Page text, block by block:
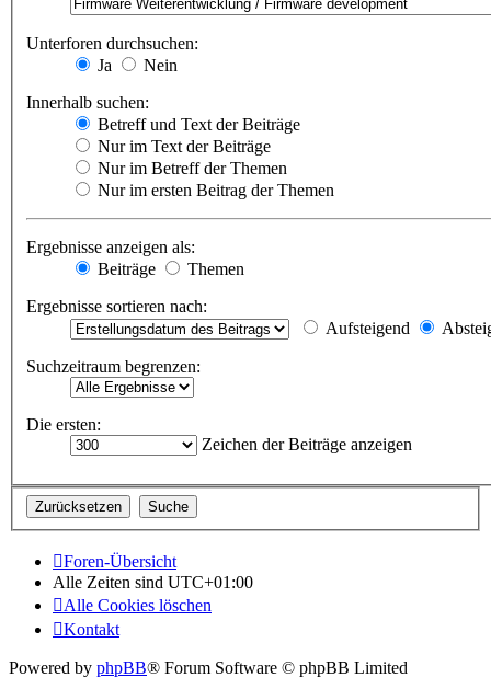
Unterforen durchsuchen:
Ja
Nein
Innerhalb suchen:
Betreff und Text der Beiträge
Nur im Text der Beiträge
Nur im Betreff der Themen
Nur im ersten Beitrag der Themen
Ergebnisse anzeigen als:
Beiträge
Themen
Ergebnisse sortieren nach:
Aufsteigend
Suchzeitraum begrenzen:
Die ersten:
Zeichen der Beiträge anzeigen
Foren-Übersicht
Alle Zeiten sind UTC+01:00
Alle Cookies löschen
Kontakt
Powered by phpBB® Forum Software © phpBB Limited